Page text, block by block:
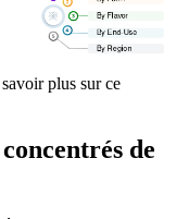
plus sur ce
de